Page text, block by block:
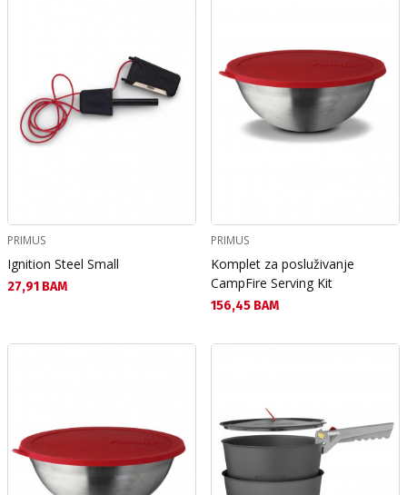
PRIMUS
Ignition Steel Small
Текуща цена:
27,91 BAM
PRIMUS
Komplet za posluživanje
CampFire Serving Kit
Текуща цена:
156,45 BAM